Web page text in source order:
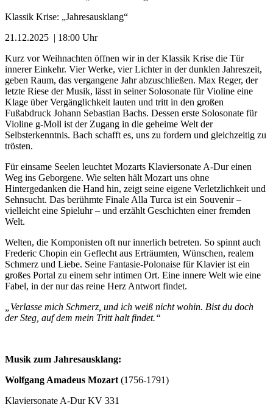
Klassik Krise: „Jahresausklang“
21.12.2025 | 18:00 Uhr
Kurz vor Weihnachten öffnen wir in der Klassik Krise die Tür
innerer Einkehr. Vier Werke, vier Lichter in der dunklen Jahreszeit,
geben Raum, das vergangene Jahr abzuschließen. Max Reger, der
letzte Riese der Musik, lässt in seiner Solosonate für Violine eine
Klage über Vergänglichkeit lauten und tritt in den großen
Fußabdruck Johann Sebastian Bachs. Dessen erste Solosonate für
Violine g-Moll ist der Zugang in die geheime Welt der
Selbsterkenntnis. Bach schafft es, uns zu fordern und gleichzeitig zu
trösten.
Für einsame Seelen leuchtet Mozarts Klaviersonate A-Dur einen
Weg ins Geborgene. Wie selten hält Mozart uns ohne
Hintergedanken die Hand hin, zeigt seine eigene Verletzlichkeit und
Sehnsucht. Das berühmte Finale Alla Turca ist ein Souvenir –
vielleicht eine Spieluhr – und erzählt Geschichten einer fremden
Welt.
Welten, die Komponisten oft nur innerlich betreten. So spinnt auch
Frederic Chopin ein Geflecht aus Erträumten, Wünschen, realem
Schmerz und Liebe. Seine Fantasie-Polonaise für Klavier ist ein
großes Portal zu einem sehr intimen Ort. Eine innere Welt wie eine
Fabel, in der nur das reine Herz Antwort findet.
„Verlasse mich Schmerz, und ich weiß nicht wohin. Bist du doch
der Steg, auf dem mein Tritt halt findet.“
Musik zum Jahresausklang:
Wolfgang Amadeus Mozart(1756-1791)
Klaviersonate A-Dur KV 331